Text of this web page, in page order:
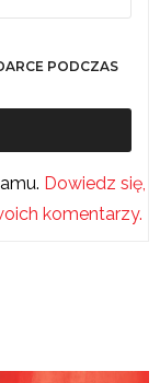
PODCZAS
Dowiedz się,
komentarzy.